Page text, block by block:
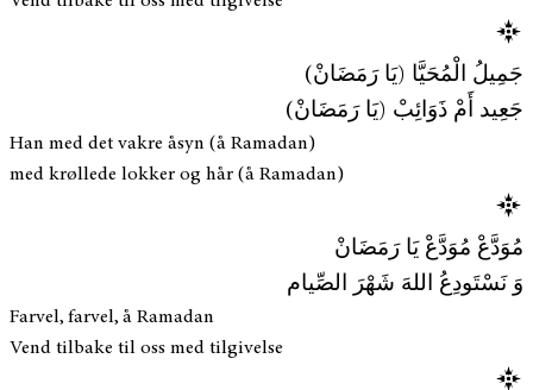
جَمِيلُ الْمُحَيَّا (يَا رَمَضَانْ)
جَعِيد أَمْ ذَوَائِبْ (يَا رَمَضَانْ)
Han med det vakre åsyn (å Ramadan)
med krøllede lokker og hår (å Ramadan)
مُوَدَّعْ مُوَدَّعْ يَا رَمَضَانْ
وَ نَسْتَودِعُ اللهَ شَهْرَ الصِّيام
Farvel, farvel, å Ramadan
Vend tilbake til oss med tilgivelse